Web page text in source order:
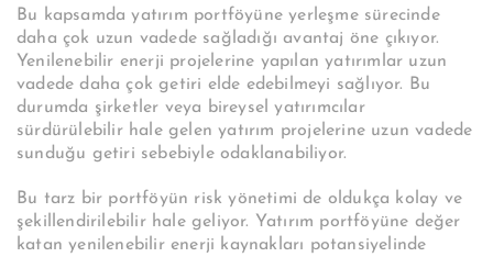
Bu kapsamda yatırım portföyüne yerleşme sürecinde
daha çok uzun vadede sağladığı avantaj öne çıkıyor.
Yenilenebilir enerji projelerine yapılan yatırımlar uzun
vadede daha çok getiri elde edebilmeyi sağlıyor. Bu
durumda şirketler veya bireysel yatırımcılar
sürdürülebilir hale gelen yatırım projelerine uzun vadede
sunduğu getiri sebebiyle odaklanabiliyor.
Bu tarz bir portföyün risk yönetimi de oldukça kolay ve
şekillendirilebilir hale geliyor. Yatırım portföyüne değer
katan yenilenebilir enerji kaynakları potansiyelinde